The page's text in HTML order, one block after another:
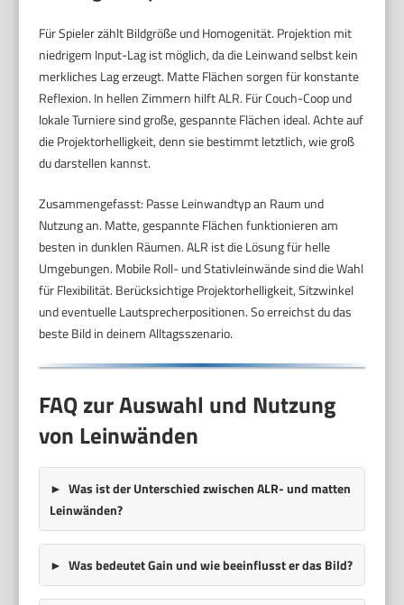
Für Spieler zählt Bildgröße und Homogenität. Projektion mit
niedrigem Input-Lag ist möglich, da die Leinwand selbst kein
merkliches Lag erzeugt. Matte Flächen sorgen für konstante
Reflexion. In hellen Zimmern hilft ALR. Für Couch-Coop und
lokale Turniere sind große, gespannte Flächen ideal. Achte auf
die Projektorhelligkeit, denn sie bestimmt letztlich, wie groß
du darstellen kannst.
Zusammengefasst: Passe Leinwandtyp an Raum und
Nutzung an. Matte, gespannte Flächen funktionieren am
besten in dunklen Räumen. ALR ist die Lösung für helle
Umgebungen. Mobile Roll- und Stativleinwände sind die Wahl
für Flexibilität. Berücksichtige Projektorhelligkeit, Sitzwinkel
und eventuelle Lautsprecherpositionen. So erreichst du das
beste Bild in deinem Alltagsszenario.
FAQ zur Auswahl und Nutzung
von Leinwänden
Was ist der Unterschied zwischen ALR- und matten
Leinwänden?
Was bedeutet Gain und wie beeinflusst er das Bild?